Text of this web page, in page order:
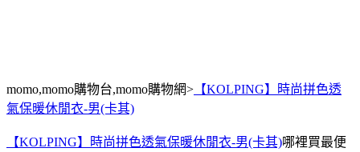
momo,momo購物台,momo購物網> 【KOLPING】時尚拼色透
氣保暖休閒衣-男(卡其)
【KOLPING】時尚拼色透氣保暖休閒衣-男(卡其)哪裡買最便